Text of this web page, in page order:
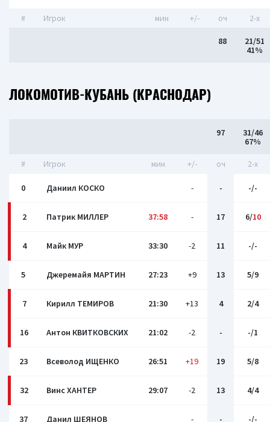
# Игрок мин +/- оч 2-x
88
21/51
41%
ЛОКОМОТИВ-КУБАНЬ (КРАСНОДАР)
97
31/46
67%
# Игрок мин +/- оч 2-x
0 Даниил КОСКО - - -/-
2 Патрик МИЛЛЕР 37:58 - 17 6/10
4 Майк МУР 33:30 -2 11 -/-
5 Джеремайя МАРТИН 27:23 +9 13 5/9
7 Кирилл ТЕМИРОВ 21:30 +13 4 2/4
16 Антон КВИТКОВСКИХ 21:02 -2 - -/1
23 Всеволод ИЩЕНКО 26:51 +19 19 5/8
32 Винс ХАНТЕР 29:07 -2 13 4/4
37 Данил ШЕЯНОВ - - -/-